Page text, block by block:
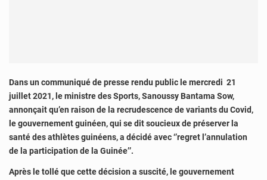
Dans un communiqué de presse rendu public le mercredi 21
juillet 2021, le ministre des Sports, Sanoussy Bantama Sow,
annonçait qu’en raison de la recrudescence de variants du Covid,
le gouvernement guinéen, qui se dit soucieux de préserver la
santé des athlètes guinéens, a décidé avec ‘’regret l’annulation
de la participation de la Guinée’’.
Après le tollé que cette décision a suscité, le gouvernement